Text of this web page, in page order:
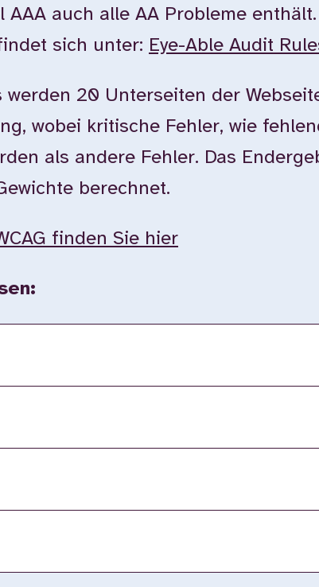
AAA auch alle AA Probleme
sich unter: Eye-Able Audit
werden 20 Unterseiten der
wobei kritische Fehler, wie
als andere Fehler. Das
berechnet.
finden Sie hier